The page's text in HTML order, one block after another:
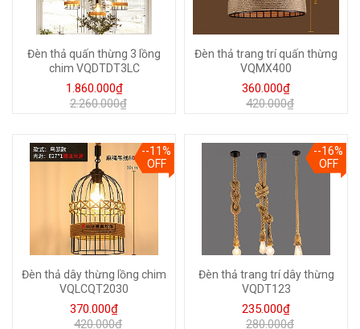
Đèn thả quấn thừng 3 lồng
chim VQDTDT3LC
1.860.000₫
2.260.000₫
Đèn thả trang trí quấn thừng
VQMX400
360.000₫
420.000₫
--11%
OFF
Đèn thả dây thừng lồng chim
VQLCQT2030
370.000₫
420.000₫
--16%
OFF
Đèn thả trang trí dây thừng
VQDT123
235.000₫
280.000₫